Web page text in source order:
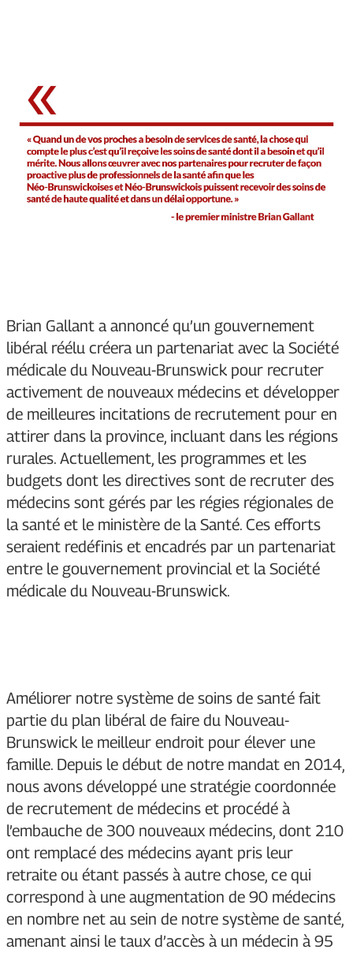
Brian Gallant a annoncé qu’un gouvernement
libéral réélu créera un partenariat avec la Société
médicale du Nouveau-Brunswick pour recruter
activement de nouveaux médecins et développer
de meilleures incitations de recrutement pour en
attirer dans la province, incluant dans les régions
rurales. Actuellement, les programmes et les
budgets dont les directives sont de recruter des
médecins sont gérés par les régies régionales de
la santé et le ministère de la Santé. Ces efforts
seraient redéfinis et encadrés par un partenariat
entre le gouvernement provincial et la Société
médicale du Nouveau-Brunswick.
Améliorer notre système de soins de santé fait
partie du plan libéral de faire du Nouveau-
Brunswick le meilleur endroit pour élever une
famille. Depuis le début de notre mandat en 2014,
nous avons développé une stratégie coordonnée
de recrutement de médecins et procédé à
l’embauche de 300 nouveaux médecins, dont 210
ont remplacé des médecins ayant pris leur
retraite ou étant passés à autre chose, ce qui
correspond à une augmentation de 90 médecins
en nombre net au sein de notre système de santé,
amenant ainsi le taux d’accès à un médecin à 95